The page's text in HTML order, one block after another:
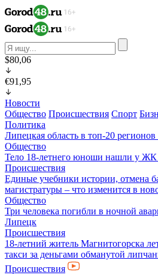
$80,06
€91,95
Новости
Общество Происшествия Спорт
Политика
Липецкая область в топ-20 регионов
Общество
Тело 18-летнего юноши нашли у ЖК
Происшествия
Единые учебники истории, отмена
магистратуры – что изменится в
Общество
Три человека погибли в ночной
Липецк
Происшествия
18-летний житель Магнитогорска
такси за деньгами обманутой
Происшествия